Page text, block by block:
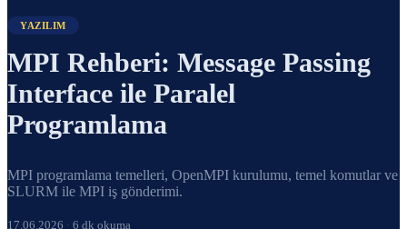
YAZILIM
MPI Rehberi: Message Passing
Interface ile Paralel
Programlama
MPI programlama temelleri, OpenMPI kurulumu, temel komutlar ve
SLURM ile MPI iş gönderimi.
17.06.2026 · 6 dk okuma